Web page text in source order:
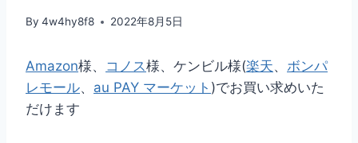
By 4w4hy8f8 2022年8月5日
Amazon様、 コノス様、ケンビル様(楽天、 ボンパ
レモール、 au PAY マーケット )でお買い求めいた
だけます